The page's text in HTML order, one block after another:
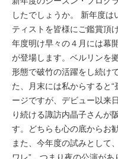
したでしょうか。 新年度
ティストを皆様にご鑑賞頂
年度明け早々の４月には幕
が登場します。ベルリンを
形態で破竹の活躍をし続け
た、月末には私からすると
ージですが、デビュー以来
り続ける諏訪内晶子さんが
す。どちらも心の底からお
また、今年度の試みとして